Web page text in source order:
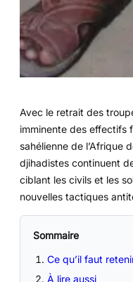
Avec le retrait des
imminente des effectifs
sahélienne de l’Afrique
djihadistes continuent
ciblant les civils et les
nouvelles tactiques
Sommaire
Ce qu’il faut
À lire aussi